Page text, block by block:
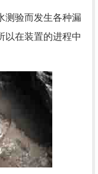
测验而发生各种漏
以在装置的进程中